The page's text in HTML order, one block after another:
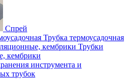
Спрей
Трубка термоусадочная
Трубки
кембрики